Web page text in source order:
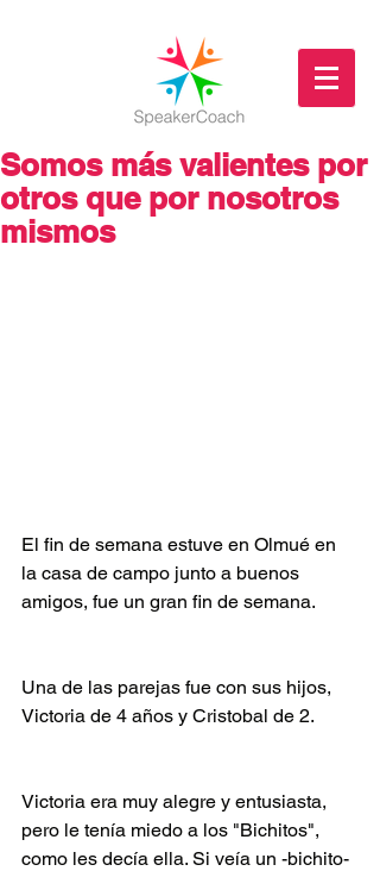
Somos más valientes por
otros que por nosotros
mismos
El fin de semana estuve en Olmué en
la casa de campo junto a buenos
amigos, fue un gran fin de semana.
Una de las parejas fue con sus hijos,
Victoria de 4 años y Cristobal de 2.
Victoria era muy alegre y entusiasta,
pero le tenía miedo a los "Bichitos",
como les decía ella. Si veía un -bichito-